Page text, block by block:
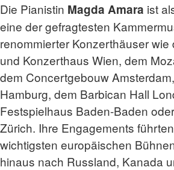
Die Pianistin Magda Amara ist
eine der gefragtesten
renommierter Konzerthäuser
und Konzerthaus Wien, dem
dem Concertgebouw
Hamburg, dem Barbican Hall
Festspielhaus Baden-Baden
Zürich. Ihre Engagements
wichtigsten europäischen
hinaus nach Russland, Kanada